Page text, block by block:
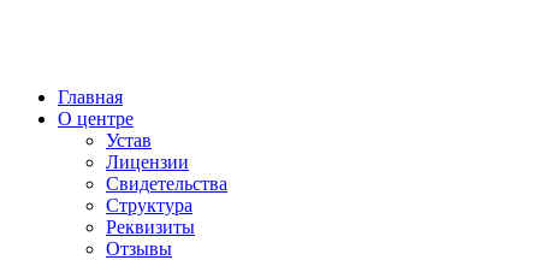
Главная
О центре
Устав
Лицензии
Свидетельства
Структура
Реквизиты
Отзывы